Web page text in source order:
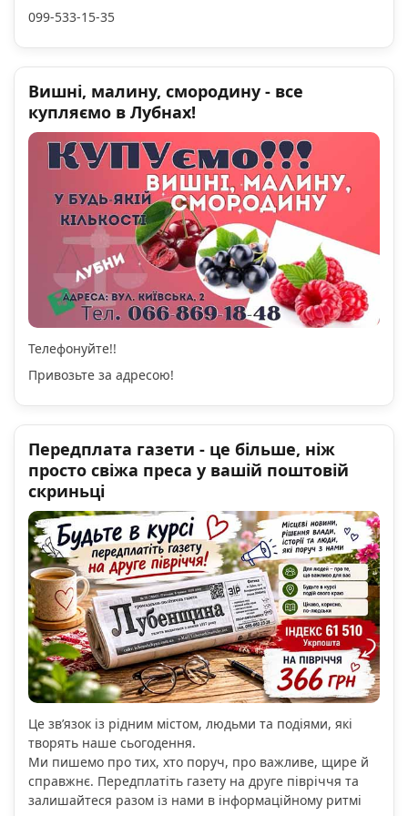
099-533-15-35
Вишні, малину, смородину - все
купляємо в Лубнах!
Телефонуйте!!
Привозьте за адресою!
Передплата газети - це більше, ніж
просто свіжа преса у вашій поштовій
скриньці
Це зв’язок із рідним містом, людьми та подіями, які
творять наше сьогодення.
Ми пишемо про тих, хто поруч, про важливе, щире й
справжнє. Передплатіть газету на друге півріччя та
залишайтеся разом із нами в інформаційному ритмі